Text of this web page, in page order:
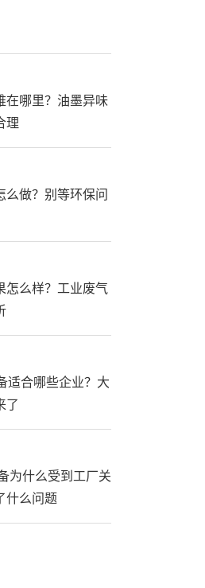
在哪里？油墨异味
理
么做？别等环保问
怎么样？工业废气
适合哪些企业？大
了
为什么受到工厂关
什么问题